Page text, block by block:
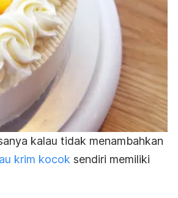
kalau tidak menambahkan
krim kocok sendiri memiliki